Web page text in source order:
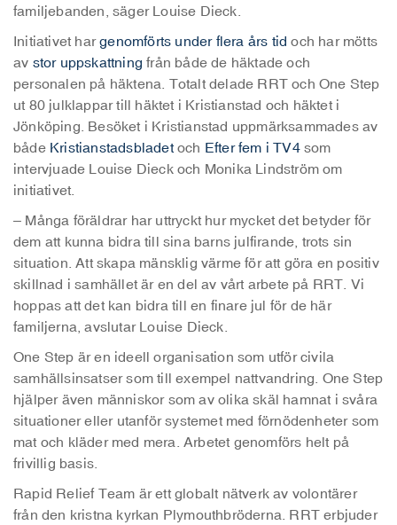
familjebanden, säger Louise Dieck.
Initiativet hargenomförts under flera års tid och har mötts
av stor uppskattning från både de häktade och
personalen på häktena. Totalt delade RRT och One Step
ut 80 julklappar till häktet i Kristianstad och häktet i
Jönköping. Besöket i Kristianstad uppmärksammades av
både Kristianstadsbladetoch Efter fem i TV4som
intervjuade Louise Dieck och Monika Lindström om
initiativet.
– Många föräldrar har uttryckt hur mycket det betyder för
dem att kunna bidra till sina barns julfirande, trots sin
situation. Att skapa mänsklig värme för att göra en positiv
skillnad i samhället är en del av vårt arbete på RRT. Vi
hoppas att det kan bidra till en finare jul för de här
familjerna, avslutar Louise Dieck.
One Step är en ideell organisation som utför civila
samhällsinsatser som till exempel nattvandring. One Step
hjälper även människor som av olika skäl hamnat i svåra
situationer eller utanför systemet med förnödenheter som
mat och kläder med mera. Arbetet genomförs helt på
frivillig basis.
Rapid Relief Team är ett globalt nätverk av volontärer
från den kristna kyrkan Plymouthbröderna. RRT erbjuder